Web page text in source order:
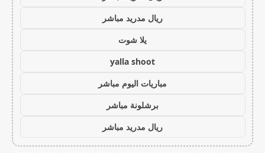
ريال مدريد مباشر
يلا شوت
yalla shoot
مباريات اليوم مباشر
برشلونة مباشر
ريال مدريد مباشر